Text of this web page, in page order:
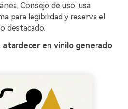
Consejo de uso: usa
para legibilidad y reserva el
destacado.
atardecer en vinilo generado